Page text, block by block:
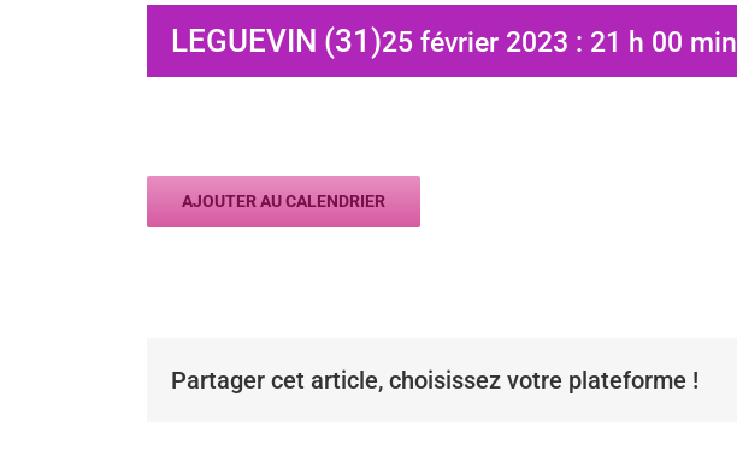
LEGUEVIN (31)25 février 2023 : 21 h 00 min
AJOUTER AU CALENDRIER
Partager cet article, choisissez votre plateforme !